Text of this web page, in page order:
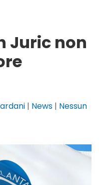
Juric non
| News | Nessun